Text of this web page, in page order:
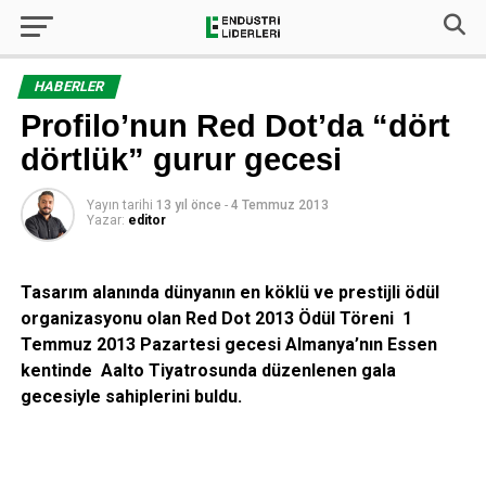
HABERLER
Profilo’nun Red Dot’da “dört
dörtlük” gurur gecesi
Yayın tarihi 13 yıl önce - 4 Temmuz 2013
Yazar: editor
Tasarım alanında dünyanın en köklü ve prestijli ödül
organizasyonu olan Red Dot 2013 Ödül Töreni 1
Temmuz 2013 Pazartesi gecesi Almanya’nın Essen
kentinde Aalto Tiyatrosunda düzenlenen gala
gecesiyle sahiplerini buldu.